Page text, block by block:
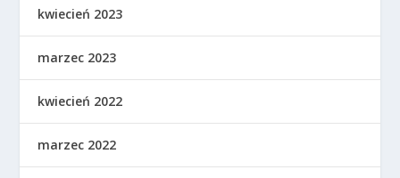
kwiecień 2023
marzec 2023
kwiecień 2022
marzec 2022